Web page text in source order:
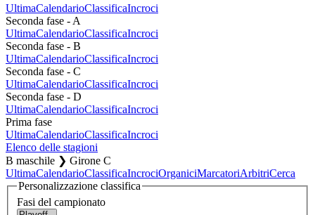
UltimaCalendarioClassificaIncroci
Seconda fase - A
UltimaCalendarioClassificaIncroci
Seconda fase - B
UltimaCalendarioClassificaIncroci
Seconda fase - C
UltimaCalendarioClassificaIncroci
Seconda fase - D
UltimaCalendarioClassificaIncroci
Prima fase
UltimaCalendarioClassificaIncroci
Elenco delle stagioni
B maschile ❯ Girone C
UltimaCalendarioClassificaIncrociOrganiciMarcatoriArbitriCerca
Personalizzazione classifica
Fasi del campionato